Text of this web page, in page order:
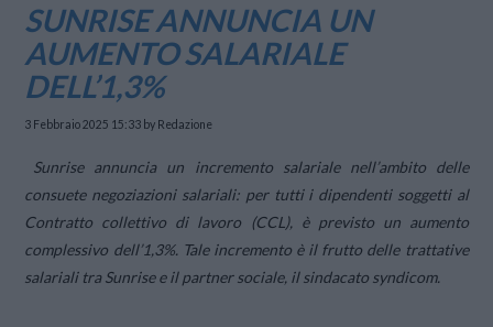
SUNRISE ANNUNCIA UN
AUMENTO SALARIALE
DELL’1,3%
3 Febbraio 2025 15:33 by Redazione
Sunrise annuncia un incremento salariale nell’ambito delle
consuete negoziazioni salariali: per tutti i dipendenti soggetti al
Contratto collettivo di lavoro (CCL), è previsto un aumento
complessivo dell’1,3%. Tale incremento è il frutto delle trattative
salariali tra Sunrise e il partner sociale, il sindacato syndicom.